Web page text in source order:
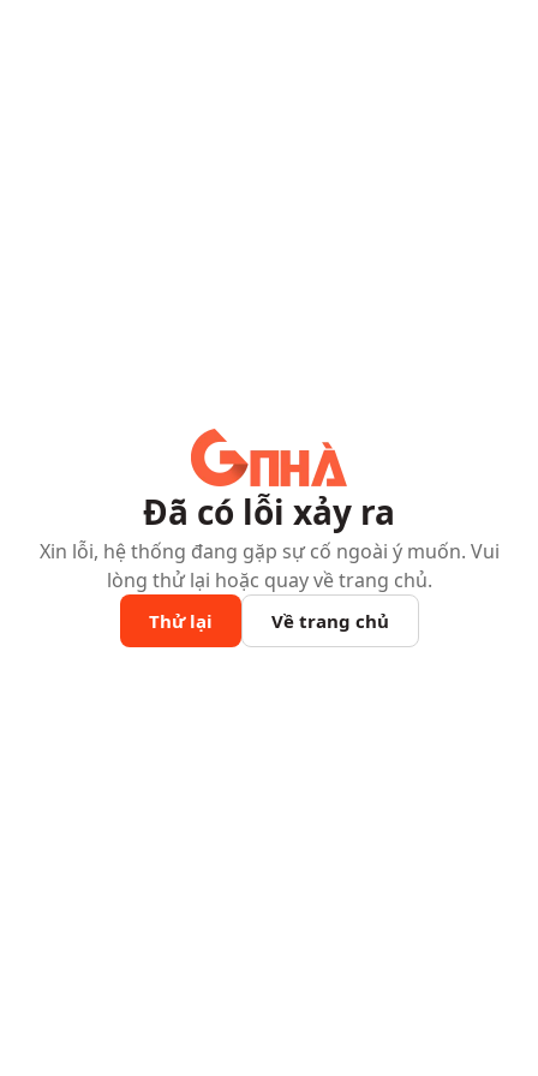
Đã có lỗi xảy ra
Xin lỗi, hệ thống đang gặp sự cố ngoài ý muốn. Vui
lòng thử lại hoặc quay về trang chủ.
Thử lại Về trang chủ